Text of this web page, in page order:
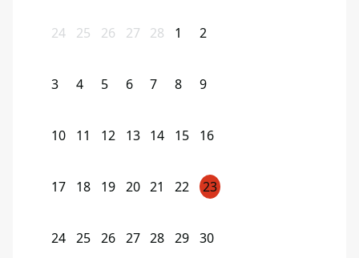
24 25 26 27 28 1 2
3 4 5 6 7 8 9
10 11 12 13 14 15 16
17 18 19 20 21 22 23
24 25 26 27 28 29 30